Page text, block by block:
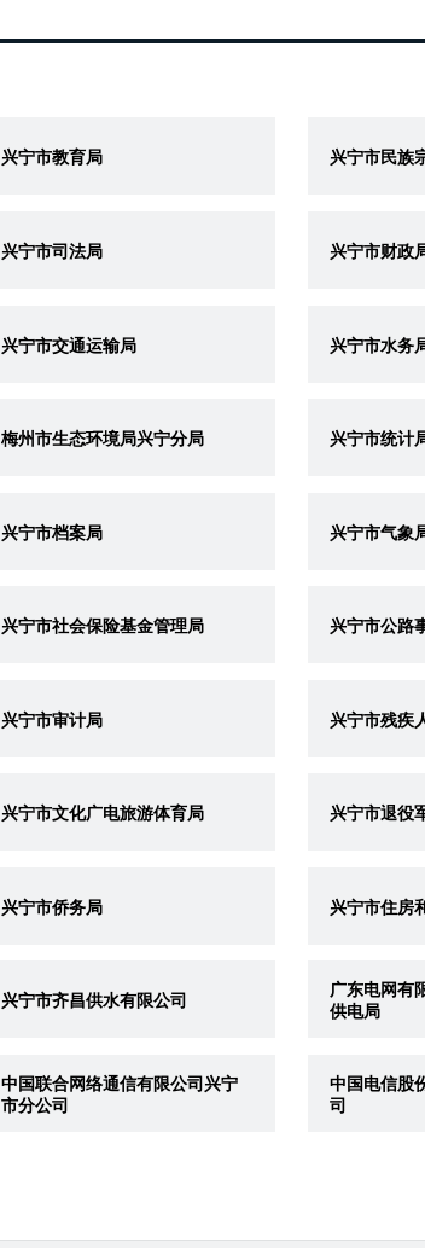
兴宁市教育局 兴宁市民族
兴宁市司法局 兴宁市财政
兴宁市交通运输局 兴宁市水务
梅州市生态环境局兴宁分局 兴宁市统计
兴宁市档案局 兴宁市气象
兴宁市社会保险基金管理局 兴宁市公路
兴宁市审计局 兴宁市残疾
兴宁市文化广电旅游体育局 兴宁市退役
兴宁市侨务局 兴宁市住房
兴宁市齐昌供水有限公司
广东电网有
供电局
中国联合网络通信有限公司兴宁
市分公司
中国电信股
司